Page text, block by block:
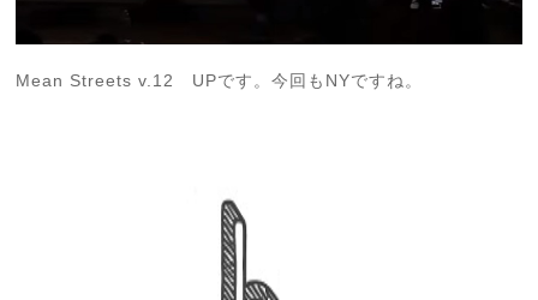
Mean Streets v.12 UPです。今回もNYですね。